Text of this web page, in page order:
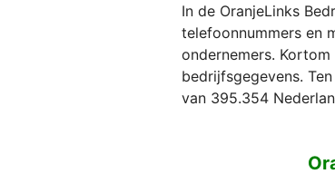
In de OranjeLinks
telefoonnummers en
ondernemers.
bedrijfsgegevens.
van 395.354